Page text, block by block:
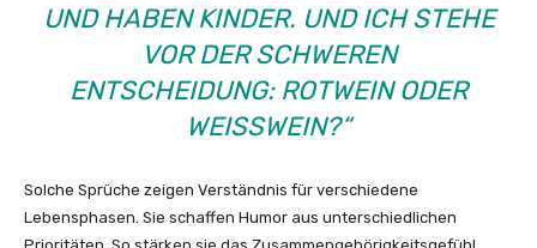
UND HABEN KINDER. UND ICH STEHE
VOR DER SCHWEREN
ENTSCHEIDUNG: ROTWEIN ODER
WEISSWEIN?“
Solche Sprüche zeigen Verständnis für verschiedene
Lebensphasen. Sie schaffen Humor aus unterschiedlichen
Prioritäten. So stärken sie das Zusammengehörigkeitsgefühl.